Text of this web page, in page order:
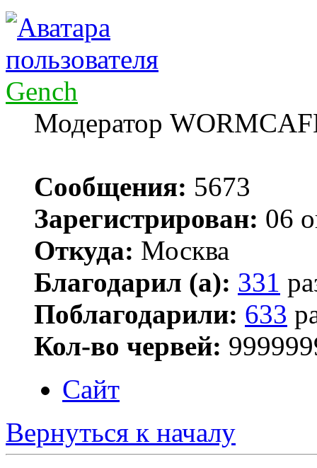
Gench
Модератор
Сообщения: 5673
Зарегистрирован: 06
Откуда: Москва
Благодарил (а): 331
Поблагодарили: 633
Кол-во червей:
Сайт
Вернуться к началу